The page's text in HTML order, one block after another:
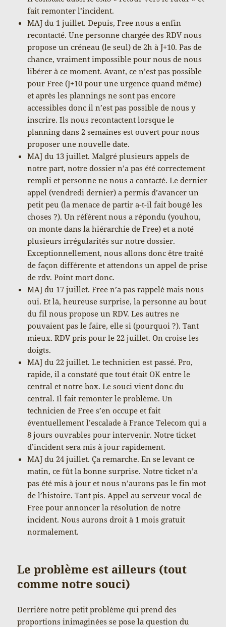
fait remonter l’incident.
MAJ du 1 juillet. Depuis, Free nous a enfin
recontacté. Une personne chargée des RDV nous
propose un créneau (le seul) de 2h à J+10. Pas de
chance, vraiment impossible pour nous de nous
libérer à ce moment. Avant, ce n’est pas possible
pour Free (J+10 pour une urgence quand même)
et après les plannings ne sont pas encore
accessibles donc il n’est pas possible de nous y
inscrire. Ils nous recontactent lorsque le
planning dans 2 semaines est ouvert pour nous
proposer une nouvelle date.
MAJ du 13 juillet. Malgré plusieurs appels de
notre part, notre dossier n’a pas été correctement
rempli et personne ne nous a contacté. Le dernier
appel (vendredi dernier) a permis d’avancer un
petit peu (la menace de partir a-t-il fait bougé les
choses ?). Un référent nous a répondu (youhou,
on monte dans la hiérarchie de Free) et a noté
plusieurs irrégularités sur notre dossier.
Exceptionnellement, nous allons donc être traité
de façon différente et attendons un appel de prise
de rdv. Point mort donc.
MAJ du 17 juillet. Free n’a pas rappelé mais nous
oui. Et là, heureuse surprise, la personne au bout
du fil nous propose un RDV. Les autres ne
pouvaient pas le faire, elle si (pourquoi ?). Tant
mieux. RDV pris pour le 22 juillet. On croise les
doigts.
MAJ du 22 juillet. Le technicien est passé. Pro,
rapide, il a constaté que tout était OK entre le
central et notre box. Le souci vient donc du
central. Il fait remonter le problème. Un
technicien de Free s’en occupe et fait
éventuellement l’escalade à France Telecom qui a
8 jours ouvrables pour intervenir. Notre ticket
d’incident sera mis à jour rapidement.
MAJ du 24 juillet. Ça remarche. En se levant ce
matin, ce fût la bonne surprise. Notre ticket n’a
pas été mis à jour et nous n’aurons pas le fin mot
de l’histoire. Tant pis. Appel au serveur vocal de
Free pour annoncer la résolution de notre
incident. Nous aurons droit à 1 mois gratuit
normalement.
Le problème est ailleurs (tout
comme notre souci)
Derrière notre petit problème qui prend des
proportions inimaginées se pose la question du